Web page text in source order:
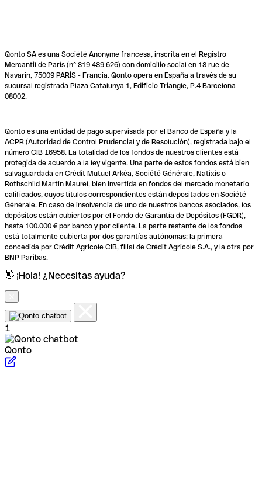
Qonto SA es una Société Anonyme francesa, inscrita en el Registro
Mercantil de París (n° 819 489 626) con domicilio social en 18 rue de
Navarin, 75009 PARÍS - Francia. Qonto opera en España a través de su
sucursal registrada Plaza Catalunya 1, Edificio Triangle, P.4 Barcelona
08002.
Qonto es una entidad de pago supervisada por el Banco de España y la
ACPR (Autoridad de Control Prudencial y de Resolución), registrada bajo el
número CIB 16958. La totalidad de los fondos de nuestros clientes está
protegida de acuerdo a la ley vigente. Una parte de estos fondos está bien
salvaguardada en Crédit Mutuel Arkéa, Société Générale, Natixis o
Rothschild Martin Maurel, bien invertida en fondos del mercado monetario
calificados, cuyos títulos correspondientes están depositados en Société
Générale. En caso de insolvencia de uno de nuestros bancos asociados, los
depósitos están cubiertos por el Fondo de Garantía de Depósitos (FGDR),
hasta 100.000 € por banco y por cliente. La parte restante de los fondos
está totalmente cubierta por dos garantías autónomas: la primera
concedida por Crédit Agricole CIB, filial de Crédit Agricole S.A., y la otra por
BNP Paribas.
👋 ¡Hola! ¿Necesitas ayuda?
1
Qonto